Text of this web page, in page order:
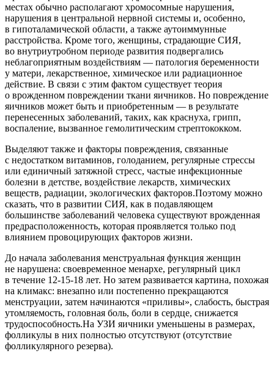
местах обычно располагают хромосомные нарушения,
нарушения в центральной нервной системы и, особенно,
в гипоталамической области, а также аутоиммунные
расстройства. Кроме того, женщины, страдающие СИЯ,
во внутриутробном периоде развития подвергались
неблагоприятным воздействиям — патология беременности
у матери, лекарственное, химическое или радиационное
действие. В связи с этим фактом существует теория
о врожденном повреждении ткани яичников. Но повреждение
яичников может быть и приобретенным — в результате
перенесенных заболеваний, таких, как краснуха, грипп,
воспаление, вызванное гемолитическим стрептококком.
Выделяют также и факторы повреждения, связанные
с недостатком витаминов, голоданием, регулярные стрессы
или единичный затяжной стресс, частые инфекционные
болезни в детстве, воздействие лекарств, химических
веществ, радиации, экологических факторов.Поэтому можно
сказать, что в развитии СИЯ, как в подавляющем
большинстве заболеваний человека существуют врожденная
предрасположенность, которая проявляется только под
влиянием провоцирующих факторов жизни.
До начала заболевания менструальная функция женщин
не нарушена: своевременное менархе, регулярный цикл
в течение 12-15-18 лет. Но затем развивается картина, похожая
на климакс: внезапно или постепенно прекращаются
менструации, затем начинаются «приливы», слабость, быстрая
утомляемость, головная боль, боли в сердце, снижается
трудоспособность.На УЗИ яичники уменьшены в размерах,
фолликулы в них полностью отсутствуют (отсутствие
фолликулярного резерва).